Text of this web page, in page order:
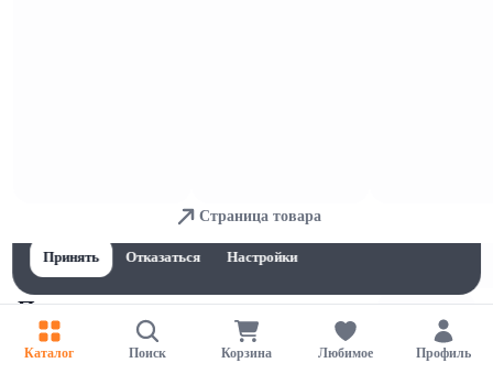
Перья
Каталог Поиск Корзина Любимое Профиль
Для обеспечения удобства пользователей сайта используются
Принять
Отказаться Настройки
Страница товара